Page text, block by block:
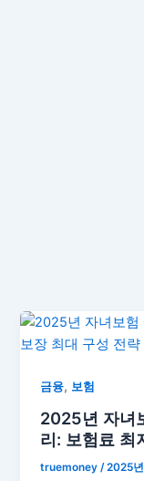
금융, 보험
2025년 자녀
리: 보험료 최
truemoney /2025